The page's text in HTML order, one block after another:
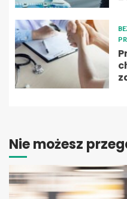
Nie możesz